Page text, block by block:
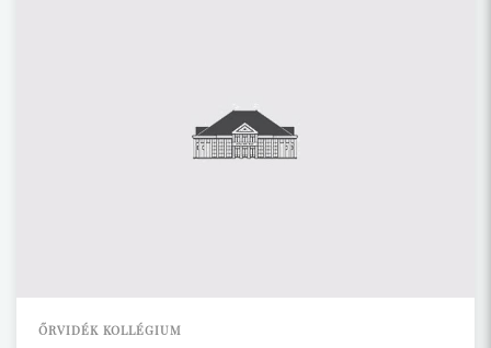
ŐRVIDÉK KOLLÉGIUM